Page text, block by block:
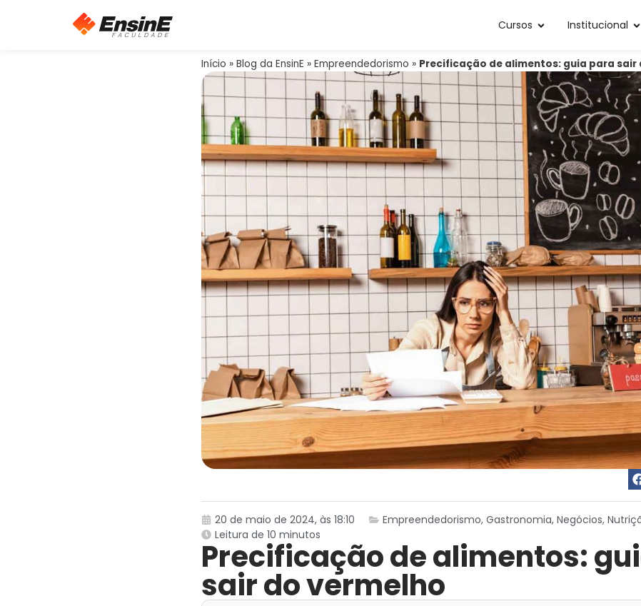
Cursos Institucional
Início » Blog da EnsinE » Empreendedorismo » Precificação de alimentos: guia para sair
20 de maio de 2024, às 18:10 Empreendedorismo, Gastronomia, Negócios,
Leitura de 10 minutos
Precificação de alimentos:
sair do vermelho